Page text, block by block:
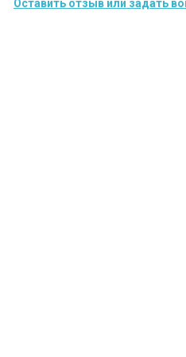
Оставить отзыв или задать